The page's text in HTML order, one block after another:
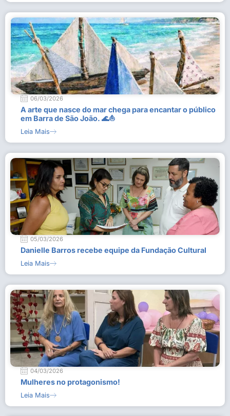
06/03/2026
A arte que nasce do mar chega para encantar o público
em Barra de São João. 🌊⛵
Leia Mais
05/03/2026
Danielle Barros recebe equipe da Fundação Cultural
Leia Mais
04/03/2026
Mulheres no protagonismo!
Leia Mais